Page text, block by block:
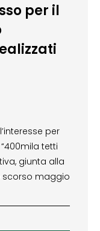
per il
per
tetti
giunta alla
scorso maggio